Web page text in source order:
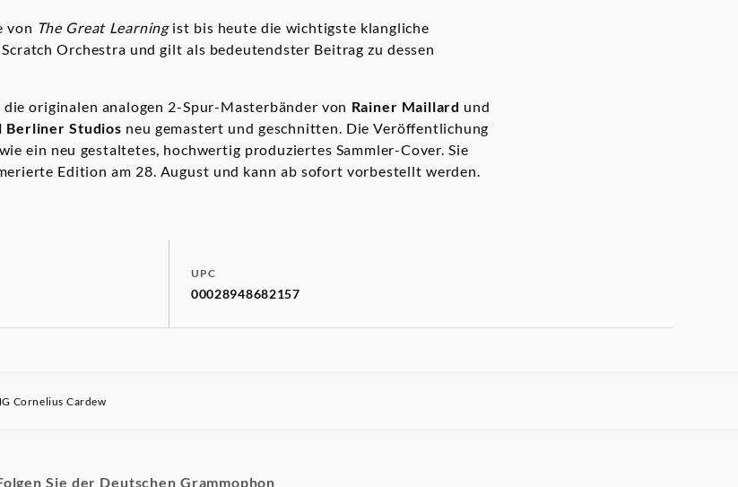
von The Great Learning ist bis heute die wichtigste klangliche
Orchestra und gilt als bedeutendster Beitrag zu dessen
originalen analogen 2-Spur-Masterbänder von Rainer Maillard und
Berliner Studios neu gemastert und geschnitten. Die Veröffentlichung
ein neu gestaltetes, hochwertig produziertes Sammler-Cover. Sie
Edition am 28. August und kann ab sofort vorbestellt werden.
UPC
00028948682157
Cornelius Cardew
Sie der Deutschen Grammophon